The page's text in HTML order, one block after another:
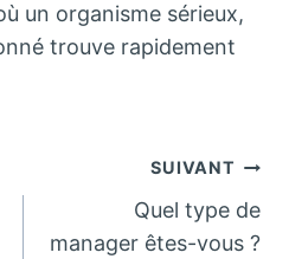
un organisme sérieux,
trouve rapidement
SUIVANT
Quel type de
manager êtes-vous ?